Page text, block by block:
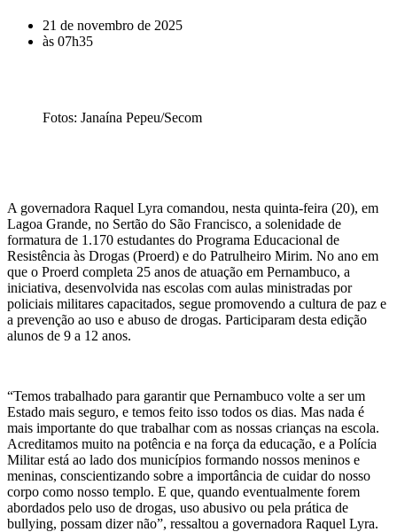
21 de novembro de 2025
às 07h35
Fotos: Janaína Pepeu/Secom
A governadora Raquel Lyra comandou, nesta quinta-feira (20), em
Lagoa Grande, no Sertão do São Francisco, a solenidade de
formatura de 1.170 estudantes do Programa Educacional de
Resistência às Drogas (Proerd) e do Patrulheiro Mirim. No ano em
que o Proerd completa 25 anos de atuação em Pernambuco, a
iniciativa, desenvolvida nas escolas com aulas ministradas por
policiais militares capacitados, segue promovendo a cultura de paz e
a prevenção ao uso e abuso de drogas. Participaram desta edição
alunos de 9 a 12 anos.
“Temos trabalhado para garantir que Pernambuco volte a ser um
Estado mais seguro, e temos feito isso todos os dias. Mas nada é
mais importante do que trabalhar com as nossas crianças na escola.
Acreditamos muito na potência e na força da educação, e a Polícia
Militar está ao lado dos municípios formando nossos meninos e
meninas, conscientizando sobre a importância de cuidar do nosso
corpo como nosso templo. E que, quando eventualmente forem
abordados pelo uso de drogas, uso abusivo ou pela prática de
bullying, possam dizer não”, ressaltou a governadora Raquel Lyra.